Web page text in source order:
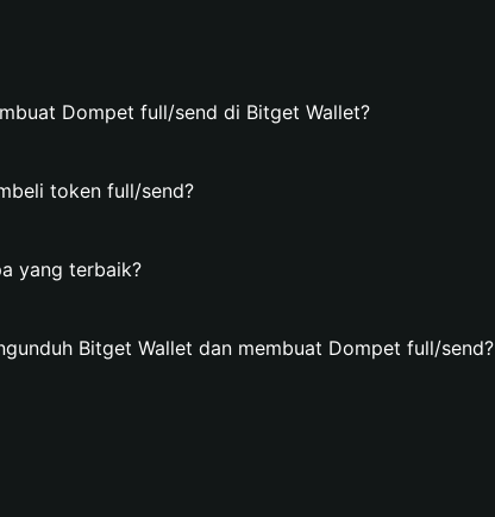
Dompet full/send di Bitget Wallet?
token full/send?
yang terbaik?
Bitget Wallet dan membuat Dompet full/send?